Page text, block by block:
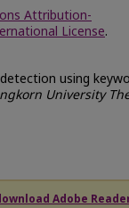
Attribution-
License.
using
University
Adobe